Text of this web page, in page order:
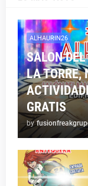
ALHAURIN26
SALON
LA TORRE,
GRATIS
by